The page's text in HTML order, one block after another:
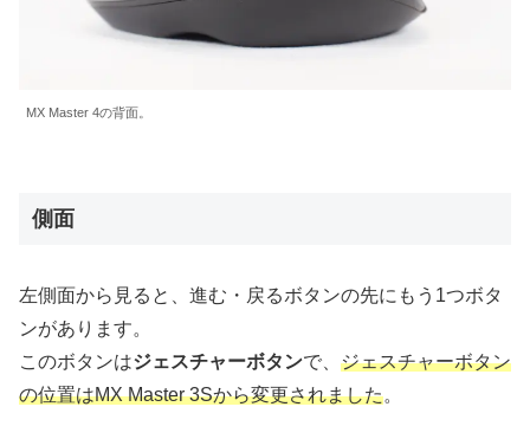
MX Master 4の背面。
側面
左側面から見ると、進む・戻るボタンの先にもう1つボタ
ンがあります。
このボタンはジェスチャーボタンで、 ジェスチャーボタン
の位置はMX Master 3Sから変更されました。